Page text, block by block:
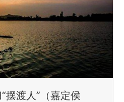
摆渡人”（嘉定侯